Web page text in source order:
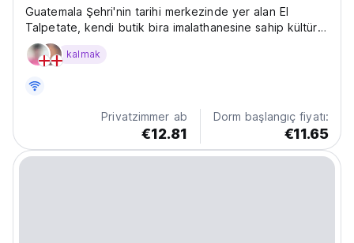
Guatemala Şehri'nin tarihi merkezinde yer alan El
Talpetate, kendi butik bira imalathanesine sahip kültürel
bir hosteldır! Yerel biranın ve sıcak Guatemala
misafirperverliğinin tadını çıkarın. Sosyal ve kültürü
kalmak
Privatzimmer ab
€12.81
Dorm başlangıç fiyatı:
€11.65